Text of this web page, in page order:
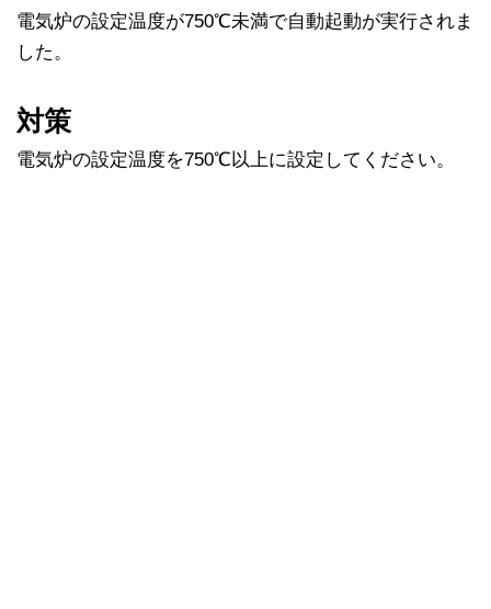
電気炉の設定温度が750℃未満で自動起動が実行されま
した。
対策
電気炉の設定温度を750℃以上に設定してください。